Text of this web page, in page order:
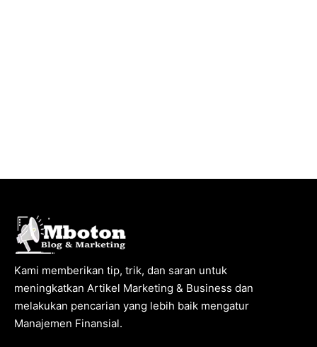
Kami memberikan tip, trik, dan saran untuk
meningkatkan Artikel Marketing & Business dan
melakukan pencarian yang lebih baik mengatur
Manajemen Finansial.